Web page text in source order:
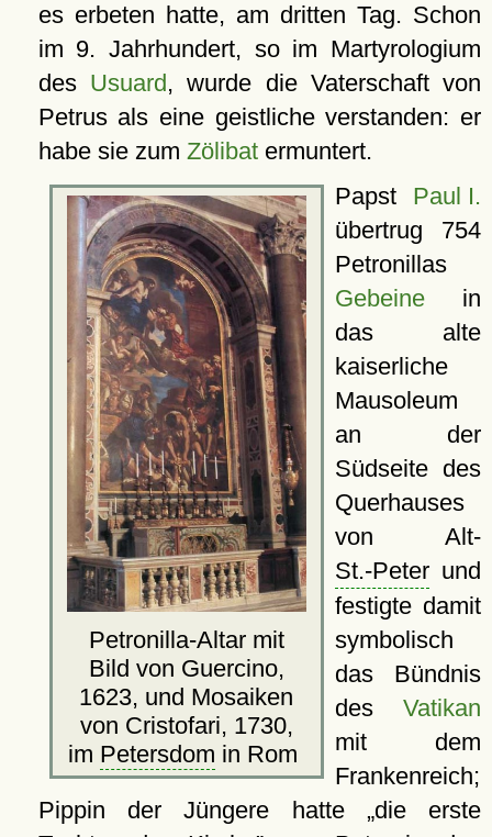
es erbeten hatte, am dritten Tag. Schon
im 9. Jahrhundert, so im Martyrologium
des Usuard, wurde die Vaterschaft von
Petrus als eine geistliche verstanden: er
habe sie zum Zölibatermuntert.
Petronilla-Altar mit
Bild von Guercino,
1623, und Mosaiken
von Cristofari, 1730,
im Petersdom in Rom
Papst Paul I.
übertrug 754
Petronillas
Gebeinein
das alte
kaiserliche
Mausoleum
an der
Südseite des
Querhauses
von Alt-
St.-Peterund
festigte damit
symbolisch
das Bündnis
des Vatikan
mit dem
Frankenreich;
Pippin der Jüngere hatte
die erste